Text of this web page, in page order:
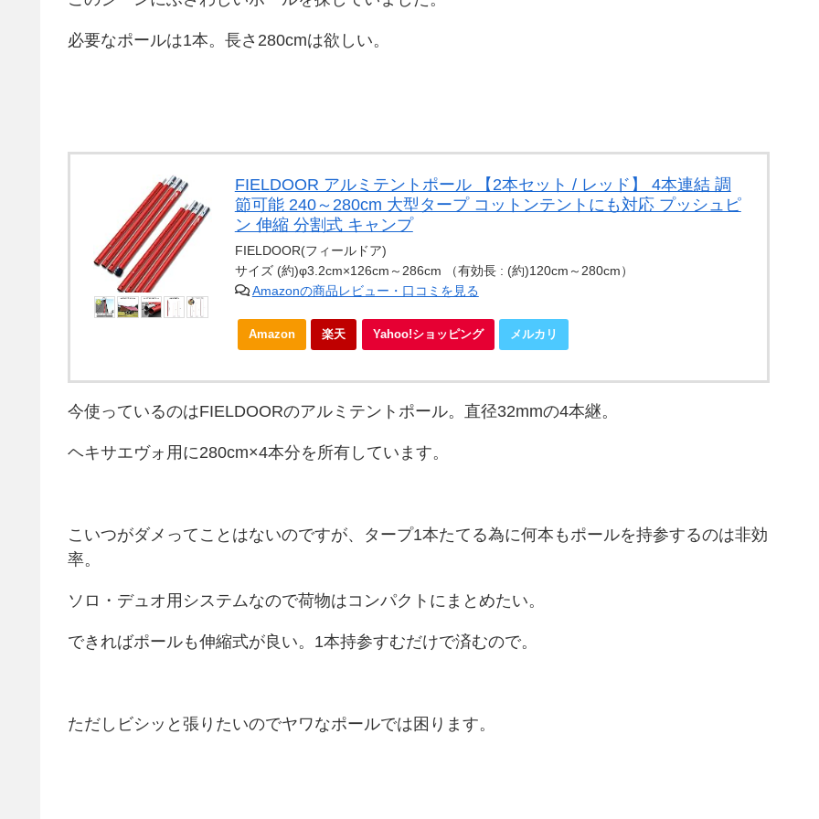
必要なポールは1本。長さ280cmは欲しい。
FIELDOOR アルミテントポール 【2本セット / レッド】 4本連結 調
節可能 240～280cm 大型タープ コットンテントにも対応 プッシュピ
ン 伸縮 分割式 キャンプ
FIELDOOR(フィールドア)
サイズ (約)φ3.2cm×126cm～286cm （有効長 : (約)120cm～280cm）
Amazonの商品レビュー・口コミを見る
Amazon 楽天 Yahoo!ショッピング メルカリ
今使っているのはFIELDOORのアルミテントポール。直径32mmの4本継。
ヘキサエヴォ用に280cm×4本分を所有しています。
こいつがダメってことはないのですが、タープ1本たてる為に何本もポールを持参するのは非効
率。
ソロ・デュオ用システムなので荷物はコンパクトにまとめたい。
できればポールも伸縮式が良い。1本持参すむだけで済むので。
ただしビシッと張りたいのでヤワなポールでは困ります。